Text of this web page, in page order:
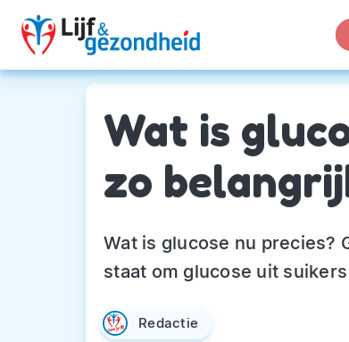
Wat is
zo
Wat is glucose nu precies?
staat om glucose uit
Redactie